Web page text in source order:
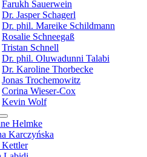
Farukh Sauerwein
Dr. Jasper Schagerl
Dr. phil. Mareike Schildmann
Rosalie Schneegaß
Tristan Schnell
Dr. phil. Oluwadunni Talabi
Dr. Karoline Thorbecke
Jonas Trochemowitz
Corina Wieser-Cox
Kevin Wolf
Helmke
Karczyńska
Kettler